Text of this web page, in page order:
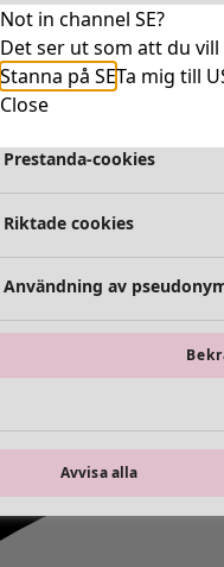
Not in channel SE?
Det ser ut som att du
Stanna på SETa mig till
Close
Absolut nödvändiga
Funktionella cookies
Prestanda-cookies
Riktade cookies
Användning av
Avvisa alla